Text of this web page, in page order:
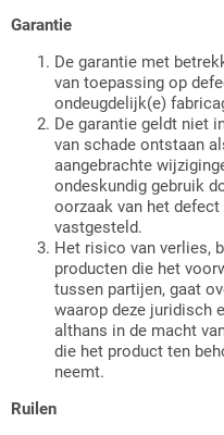
Garantie
De garantie met
van toepassing op
ondeugdelijk(e)
De garantie geldt niet
van schade ontstaan
aangebrachte
ondeskundig gebruik
oorzaak van het
vastgesteld.
Het risico van verlies,
producten die het
tussen partijen, gaat
waarop deze juridisch
althans in de macht
die het product ten
neemt.
Ruilen